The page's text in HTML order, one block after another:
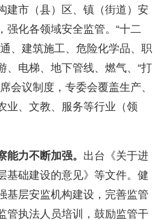
建市（县）区、镇（街道）安
强化各领域安全监管。“十二
、建筑施工、危险化学品、职
、电梯、地下管线、燃气、“打
会议制度，专委会覆盖生产、
业、文教、服务等行业（领
力不断加强。 出台《关于进
基础建设的意见》等文件。健
基层安监机构建设，完善监管
管执法人员培训，鼓励监管干